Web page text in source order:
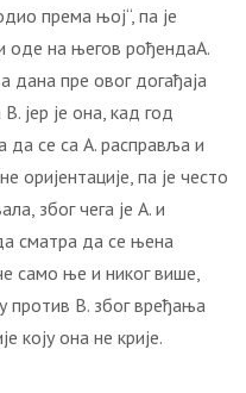
према њој“, па је
оде на његов рођендаА.
дана пре овог догађаја
јер је она, кад год
да се са А. расправља и
оријентације, па је често
због чега је А. и
сматра да се њена
само ње и никог више,
против В. због вређања
коју она не крије.